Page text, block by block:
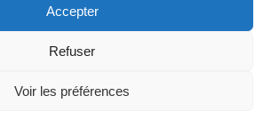
Accepter
Refuser
Voir les préférences
Tous droits réservés